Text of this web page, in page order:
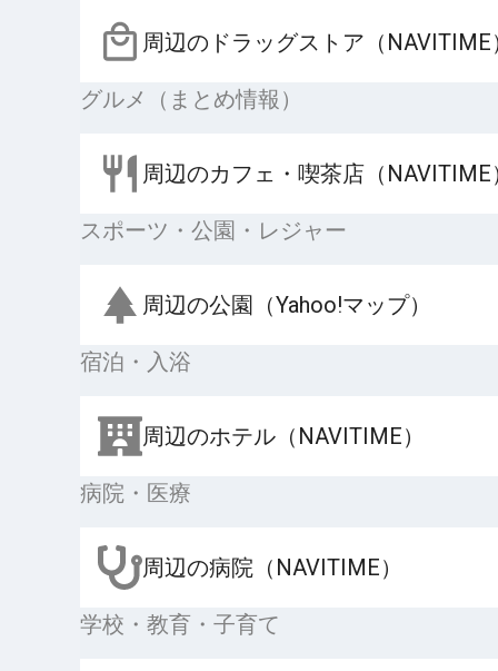
周辺のドラッグストア（NAVITIME
グルメ（まとめ情報）
周辺のカフェ・喫茶店（NAVITIME
スポーツ・公園・レジャー
周辺の公園（Yahoo!マップ）
宿泊・入浴
周辺のホテル（NAVITIME）
病院・医療
周辺の病院（NAVITIME）
学校・教育・子育て